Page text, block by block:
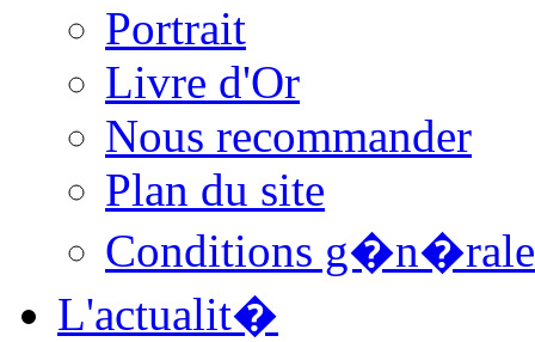
Portrait
Livre d'Or
Nous recommander
Plan du site
Conditions
L'actualit�